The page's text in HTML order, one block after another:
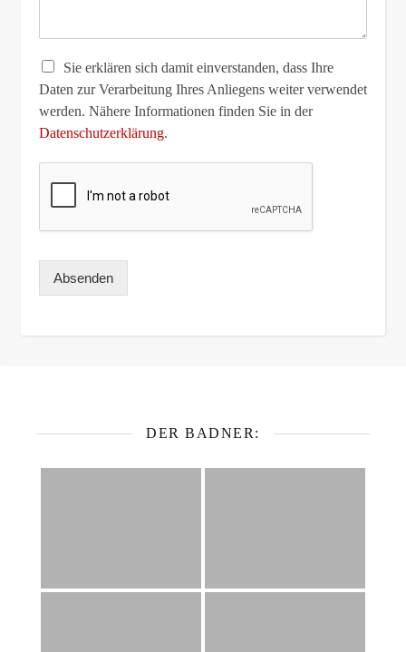
Sie erklären sich damit einverstanden, dass Ihre
Daten zur Verarbeitung Ihres Anliegens weiter verwendet
werden. Nähere Informationen finden Sie in der
Datenschutzerklärung.
Absenden
DER BADNER: